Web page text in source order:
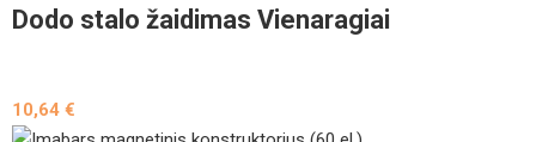
Dodo stalo žaidimas Vienaragiai
10,64€